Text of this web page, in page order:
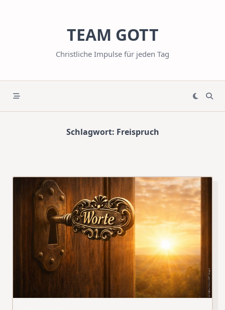
TEAM GOTT
Christliche Impulse für jeden Tag
Schlagwort: Freispruch